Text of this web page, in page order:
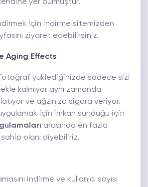
yer bulmuştur.
için indirme sitemizden
ziyaret edebilirsiniz.
Aging Effects
yüklediğinizde sadece sizi
kalmıyor aynı zamanda
ve ağzınıza sigara veriyor.
için imkan sunduğu için
arasında en fazla
sahip olanı diyebiliriz.
indirme ve kullanıcı sayısı